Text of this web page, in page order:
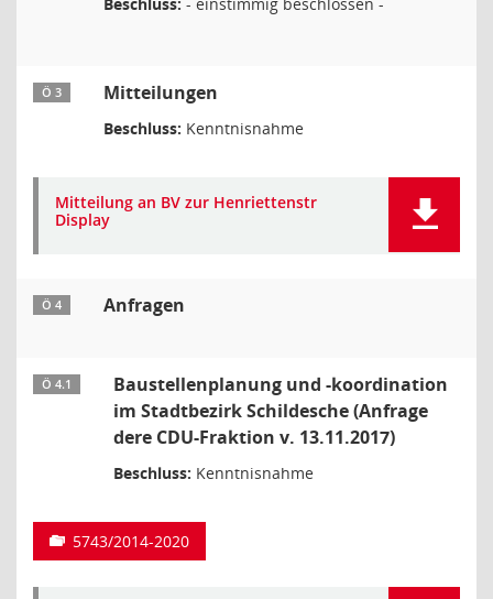
Ö 3 Mitteilungen
Beschluss: Kenntnisnahme
Mitteilung an BV zur Henriettenstr
Display
Ö 4 Anfragen
Ö 4.1
Baustellenplanung und -koordination
im Stadtbezirk Schildesche (Anfrage
dere CDU-Fraktion v. 13.11.2017)
Beschluss: Kenntnisnahme
5743/2014-2020